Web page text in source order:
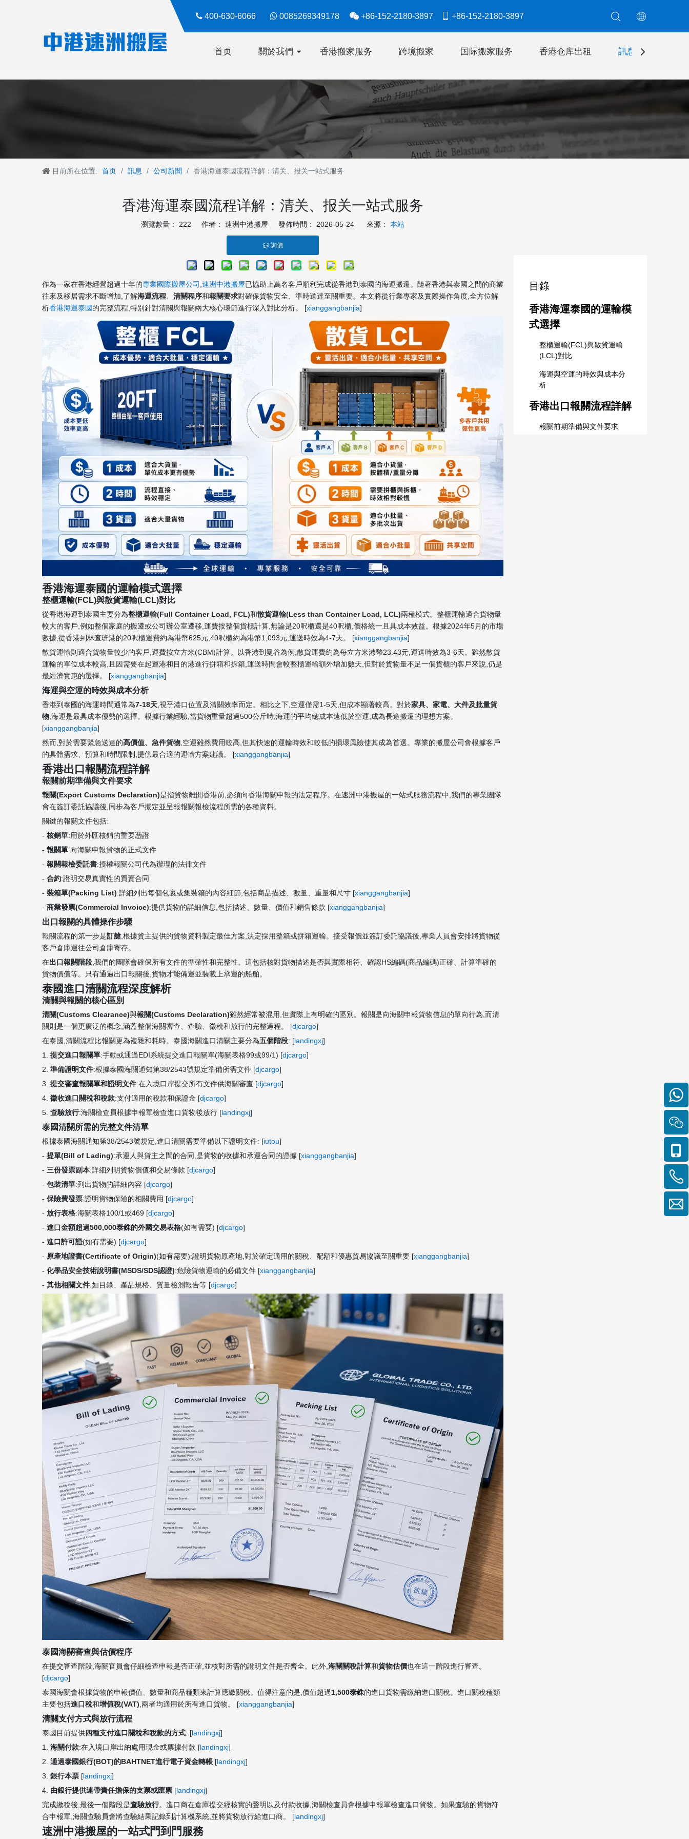
 400-630-6066  0085269349178  +86-152-2180-3897  +86-152-2180-3897​​​​​​​
首页 關於我們 香港搬家服务 跨境搬家 国际搬家服务 香港仓库出租 訊息
目前所在位置: 首页 / 訊息 / 公司新聞 / 香港海運泰國流程详解：清关、报关一站式服务
香港海運泰國流程详解：清关、报关一站式服务
瀏覽數量： 222 作者： 速洲中港搬屋 發佈時間： 2026-05-24 來源： 本站
詢價
作為一家在香港經營超過十年的專業國際搬屋公司 速洲中港搬屋已協助上萬名客戶順利完成從香港到泰國的海運搬遷。隨著香港與泰國之間的商業
往來及移居需求不斷增加,了解海運流程 清關程序和報關要求對確保貨物安全、準時送達至關重要。本文將從行業專家及實際操作角度,全方位解
析香港海運泰國的完整流程,特別針對清關與報關兩大核心環節進行深入對比分析。 [xianggangbanjia]
香港海運泰國的運輸模式選擇
整櫃運輸(FCL)與散貨運輸(LCL)對比
從香港海運到泰國主要分為整櫃運輸(Full Container Load, FCL)和散貨運輸(Less than Container Load, LCL)兩種模式。整櫃運輸適合貨物量
較大的客戶,例如整個家庭的搬遷或公司辦公室遷移,運費按整個貨櫃計算,無論是20呎櫃還是40呎櫃,價格統一且具成本效益。根據2024年5月的市場
數據,從香港到林查班港的20呎櫃運費約為港幣625元,40呎櫃約為港幣1,093元,運送時效為4-7天。 [xianggangbanjia]
散貨運輸則適合貨物量較少的客戶,運費按立方米(CBM)計算。以香港到曼谷為例,散貨運費約為每立方米港幣23.43元,運送時效為3-6天。雖然散貨
運輸的單位成本較高,且因需要在起運港和目的港進行拼箱和拆箱,運送時間會較整櫃運輸額外增加數天,但對於貨物量不足一個貨櫃的客戶來說,仍是
最經濟實惠的選擇。 [xianggangbanjia]
海運與空運的時效與成本分析
香港到泰國的海運時間通常為7-18天,視乎港口位置及清關效率而定。相比之下,空運僅需1-5天,但成本顯著較高。對於家具、家電、大件及批量貨
物,海運是最具成本優勢的選擇。根據行業經驗,當貨物重量超過500公斤時,海運的平均總成本遠低於空運,成為長途搬遷的理想方案。
[xianggangbanjia]
然而,對於需要緊急送達的高價值、急件貨物,空運雖然費用較高,但其快速的運輸時效和較低的損壞風險使其成為首選。專業的搬屋公司會根據客戶
的具體需求、預算和時間限制,提供最合適的運輸方案建議。 [xianggangbanjia]
香港出口報關流程詳解
報關前期準備與文件要求
報關(Export Customs Declaration)是指貨物離開香港前,必須向香港海關申報的法定程序。在速洲中港搬屋的一站式服務流程中,我們的專業團隊
會在簽訂委託協議後,同步為客戶擬定並呈報報關報檢流程所需的各種資料。
關鍵的報關文件包括:
- 核銷單:用於外匯核銷的重要憑證
- 報關單:向海關申報貨物的正式文件
- 報關報檢委託書:授權報關公司代為辦理的法律文件
- 合約:證明交易真實性的買賣合同
- 裝箱單(Packing List):詳細列出每個包裹或集裝箱的內容細節,包括商品描述、數量、重量和尺寸 [xianggangbanjia]
- 商業發票(Commercial Invoice):提供貨物的詳細信息,包括描述、數量、價值和銷售條款 [xianggangbanjia]
出口報關的具體操作步驟
報關流程的第一步是訂艙,根據貨主提供的貨物資料製定最佳方案,決定採用整箱或拼箱運輸。接受報價並簽訂委託協議後,專業人員會安排將貨物從
客戶倉庫運往公司倉庫寄存。
在出口報關階段,我們的團隊會確保所有文件的準確性和完整性。這包括核對貨物描述是否與實際相符、確認HS編碼(商品編碼)正確、計算準確的
貨物價值等。只有通過出口報關後,貨物才能備運並裝載上承運的船舶。
泰國進口清關流程深度解析
清關與報關的核心區別
清關(Customs Clearance)與報關(Customs Declaration)雖然經常被混用,但實際上有明確的區別。報關是向海關申報貨物信息的單向行為,而清
關則是一個更廣泛的概念,涵蓋整個海關審查、查驗、徵稅和放行的完整過程。 [djcargo]
在泰國,清關流程比報關更為複雜和耗時。泰國海關進口清關主要分為五個階段: [landingxj]
1. 提交進口報關單:手動或通過EDI系統提交進口報關單(海關表格99或99/1) [djcargo]
2. 準備證明文件:根據泰國海關通知第38/2543號規定準備所需文件 [djcargo]
3. 提交審查報關單和證明文件:在入境口岸提交所有文件供海關審查 [djcargo]
4. 徵收進口關稅和稅款:支付適用的稅款和保證金 [djcargo]
5. 查驗放行:海關檢查員根據申報單檢查進口貨物後放行 [landingxj]
泰國清關所需的完整文件清單
根據泰國海關通知第38/2543號規定,進口清關需要準備以下證明文件: [iutou]
- 提單(Bill of Lading):承運人與貨主之間的合同,是貨物的收據和承運合同的證據 [xianggangbanjia]
- 三份發票副本:詳細列明貨物價值和交易條款 [djcargo]
- 包裝清單:列出貨物的詳細內容 [djcargo]
- 保險費發票:證明貨物保險的相關費用 [djcargo]
- 放行表格:海關表格100/1或469 [djcargo]
- 進口金額超過500,000泰銖的外國交易表格(如有需要) [djcargo]
- 進口許可證(如有需要) [djcargo]
- 原產地證書(Certificate of Origin)(如有需要):證明貨物原產地,對於確定適用的關稅、配額和優惠貿易協議至關重要 [xianggangbanjia]
- 化學品安全技術說明書(MSDS/SDS認證):危險貨物運輸的必備文件 [xianggangbanjia]
- 其他相關文件:如目錄、產品規格、質量檢測報告等 [djcargo]
泰國海關審查與估價程序
在提交審查階段,海關官員會仔細檢查申報是否正確,並核對所需的證明文件是否齊全。此外,海關關稅計算和貨物估價也在這一階段進行審查。
[djcargo]
泰國海關會根據貨物的申報價值、數量和商品種類來計算應繳關稅。值得注意的是,價值超過1,500泰銖的進口貨物需繳納進口關稅。進口關稅種類
主要包括進口稅和增值稅(VAT),兩者均適用於所有進口貨物。 [xianggangbanjia]
清關支付方式與放行流程
泰國目前提供四種支付進口關稅和稅款的方式: [landingxj]
1. 海關付款:在入境口岸出納處用現金或票據付款 [landingxj]
2. 通過泰國銀行(BOT)的BAHTNET進行電子資金轉帳 [landingxj]
3. 銀行本票 [landingxj]
4. 由銀行提供連帶責任擔保的支票或匯票 [landingxj]
完成繳稅後,最後一個階段是查驗放行。進口商在倉庫提交經核實的聲明以及付款收據,海關檢查員會根據申報單檢查進口貨物。如果查驗的貨物符
合申報單,海關查驗員會將查驗結果記錄到計算機系統,並將貨物放行給進口商。 [landingxj]
速洲中港搬屋的一站式門到門服務
目錄
香港海運泰國的運輸模
式選擇
整櫃運輸(FCL)與散貨運輸
(LCL)對比
海運與空運的時效與成本分
析
香港出口報關流程詳解
報關前期準備與文件要求